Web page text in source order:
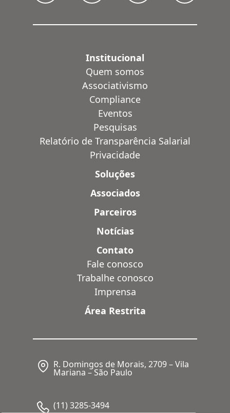
Institucional
Quem somos
Associativismo
Compliance
Eventos
Pesquisas
Relatório de Transparência Salarial
Privacidade
Soluções
Associados
Parceiros
Notícias
Contato
Fale conosco
Trabalhe conosco
Imprensa
Área Restrita
R. Domingos de Morais, 2709 – Vila
Mariana – São Paulo
(11) 3285-3494